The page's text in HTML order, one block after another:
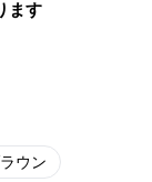
ます
ウン